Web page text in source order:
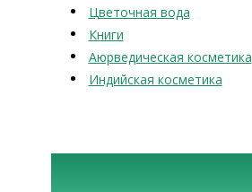
Цветочная вода
Книги
Аюрведическая косметика
Индийская косметика